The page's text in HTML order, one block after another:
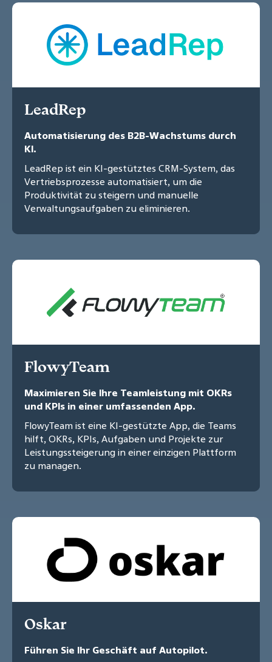
LeadRep
Automatisierung des B2B-Wachstums durch
KI.
LeadRep ist ein KI-gestütztes CRM-System, das
Vertriebsprozesse automatisiert, um die
Produktivität zu steigern und manuelle
Verwaltungsaufgaben zu eliminieren.
FlowyTeam
Maximieren Sie Ihre Teamleistung mit OKRs
und KPIs in einer umfassenden App.
FlowyTeam ist eine KI-gestützte App, die Teams
hilft, OKRs, KPIs, Aufgaben und Projekte zur
Leistungssteigerung in einer einzigen Plattform
zu managen.
Oskar
Führen Sie Ihr Geschäft auf Autopilot.